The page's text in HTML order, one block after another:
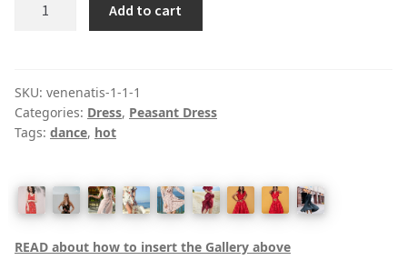
floral-
print
dress
Add to cart
SKU: venenatis-1-1-1
Categories: Dress, Peasant Dress
Tags: dance, hot
READ about how to insert the Gallery above